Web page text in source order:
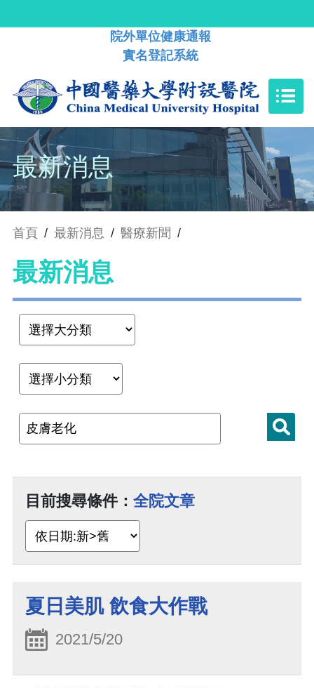
院外單位健康通報
實名登記系統
最新消息
首頁 / 最新消息 / 醫療新聞 /
最新消息
目前搜尋條件： 全院文章
夏日美肌 飲食大作戰
2021/5/20